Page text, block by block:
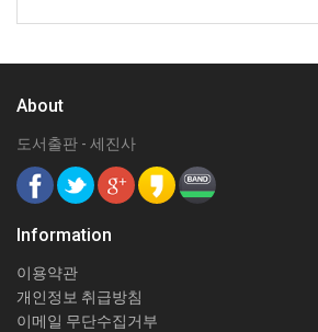
About
도서출판 - 세진사
Information
이용약관
개인정보 취급방침
이메일 무단수집거부